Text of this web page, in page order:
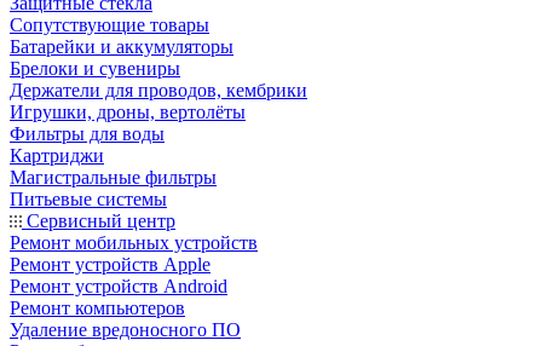
Сопутствующие товары
Батарейки и аккумуляторы
Брелоки и сувениры
Держатели для проводов, кембрики
Игрушки, дроны, вертолёты
Фильтры для воды
Картриджи
Магистральные фильтры
Питьевые системы
Сервисный центр
Ремонт мобильных устройств
Ремонт устройств Apple
Ремонт устройств Android
Ремонт компьютеров
Удаление вредоносного ПО